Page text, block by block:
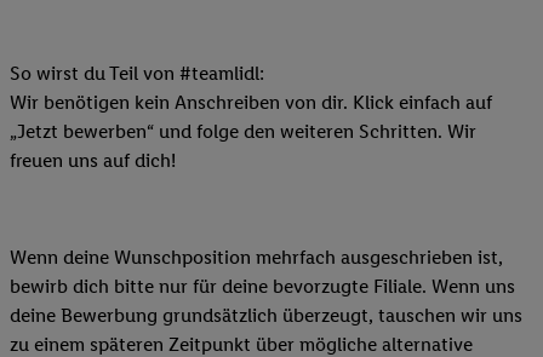
So wirst du Teil von #teamlidl:
Wir benötigen kein Anschreiben von dir. Klick einfach auf
„Jetzt bewerben“ und folge den weiteren Schritten. Wir
freuen uns auf dich!
Wenn deine Wunschposition mehrfach ausgeschrieben ist,
bewirb dich bitte nur für deine bevorzugte Filiale. Wenn uns
deine Bewerbung grundsätzlich überzeugt, tauschen wir uns
zu einem späteren Zeitpunkt über mögliche alternative